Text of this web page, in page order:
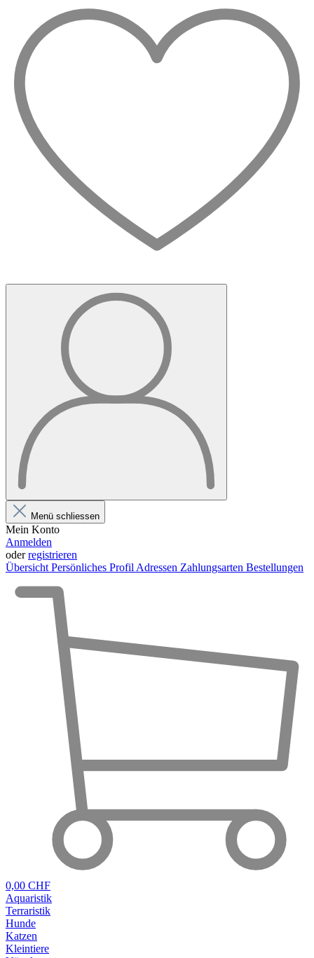
Menü schliessen
Mein Konto
Anmelden
oderregistrieren
Übersicht Persönliches Profil Adressen Zahlungsarten Bestellungen
0,00 CHF
Aquaristik
Terraristik
Hunde
Katzen
Kleintiere